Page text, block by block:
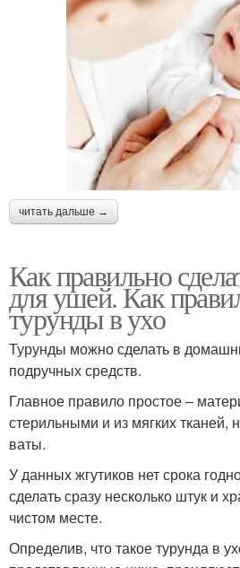
читать дальше →
Как правильно
для ушей. Как
турунды в ухо
Турунды можно сделать в
подручных средств.
Главное правило простое –
стерильными и из мягких тканей,
ваты.
У данных жгутиков нет срока
сделать сразу несколько штук и
чистом месте.
Определив, что такое турунда в